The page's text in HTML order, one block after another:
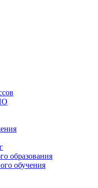
образования
обучения